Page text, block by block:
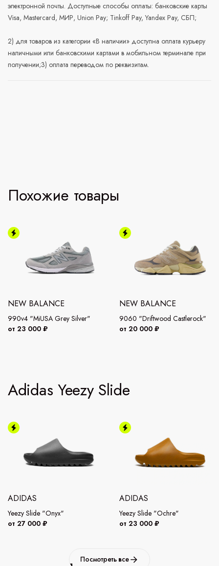
электронной почты. Доступные способы оплаты: банковские карты
Visa, Mastercard, МИР, Union Pay; Tinkoff Pay, Yandex Pay, СБП;
2) для товаров из категории «В наличии» доступна оплата курьеру
наличными или банковскими картами в мобильном терминале при
получении;3) оплата переводом по реквизитам.
Похожие товары
NEW BALANCE
990v4 "MiUSA Grey Silver"
от 23 000 ₽
NEW BALANCE
9060 "Driftwood Castlerock"
от 20 000 ₽
Adidas Yeezy Slide
ADIDAS
Yeezy Slide "Onyx"
от 27 000 ₽
ADIDAS
Yeezy Slide "Ochre"
от 23 000 ₽
Посмотреть все